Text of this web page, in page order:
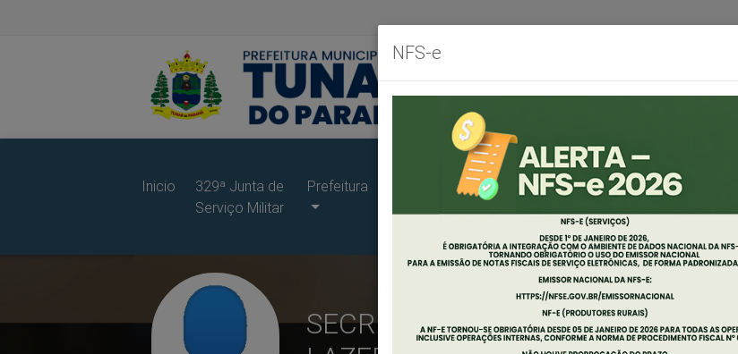
Ouvidoria
Inicio
329ª Junta de
Serviço Militar
Prefeitura Concursos Empresas Servidor
SECRETARIA DE ESPORTE E
NFS-e